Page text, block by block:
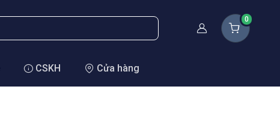
Thành viên
0
CSKH Cửa hàng